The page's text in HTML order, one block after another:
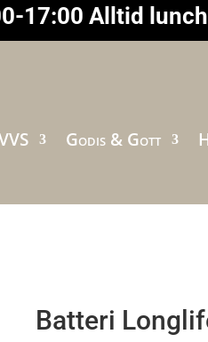
17:00 Alltid
Godis & Gott
Batteri